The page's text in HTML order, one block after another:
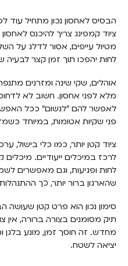
הבסיס לאחסון נכון מתחיל עוד
ציוד קמפינג צריך להיכנס
מטיול עייפים, אסור לדלג על
לחות יהפכו תוך זמן קצר לבעיה
אוהלים, שקי שינה ומזרנים
מלא לפני אחסון. חשוב לא
לאפשר להם "לנשום" ככל
פני שקיות אטומות, במיוחד
ציוד קטן יותר, כמו כלי בישול,
לרכז במיכלים ייעודיים.
לחות ופגיעות, וגם מאפשרים
שהארגון ברור יותר, כך
סימון נכון הוא פרט קטן
תיק מסומנים בצורה ברורה,
מחדש. זה חוסך זמן, מונע בלגן
יציאה לשטח.